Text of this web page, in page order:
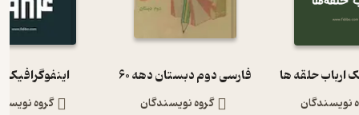
ارباب حلقه ها
نویسندگان
فارسی دوم دبستان دهه 60
گروه نویسندگان
اینفوگرافیک 1984
گروه